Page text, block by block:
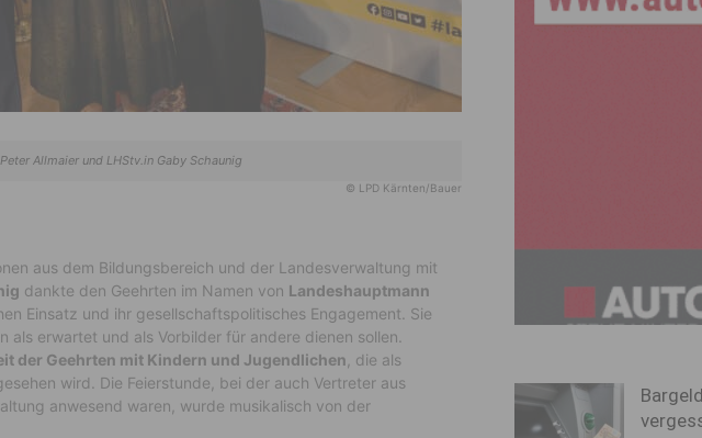
Allmaier und LHStv.in Gaby Schaunig
© LPD Kärnten/Bauer
aus dem Bildungsbereich und der Landesverwaltung mit
dankte den Geehrten im Namen von Landeshauptmann
Einsatz und ihr gesellschaftspolitisches Engagement. Sie
als erwartet und als Vorbilder für andere dienen sollen.
der Geehrten mit Kindern und Jugendlichen , die als
wird. Die Feierstunde, bei der auch Vertreter aus
anwesend waren, wurde musikalisch von der